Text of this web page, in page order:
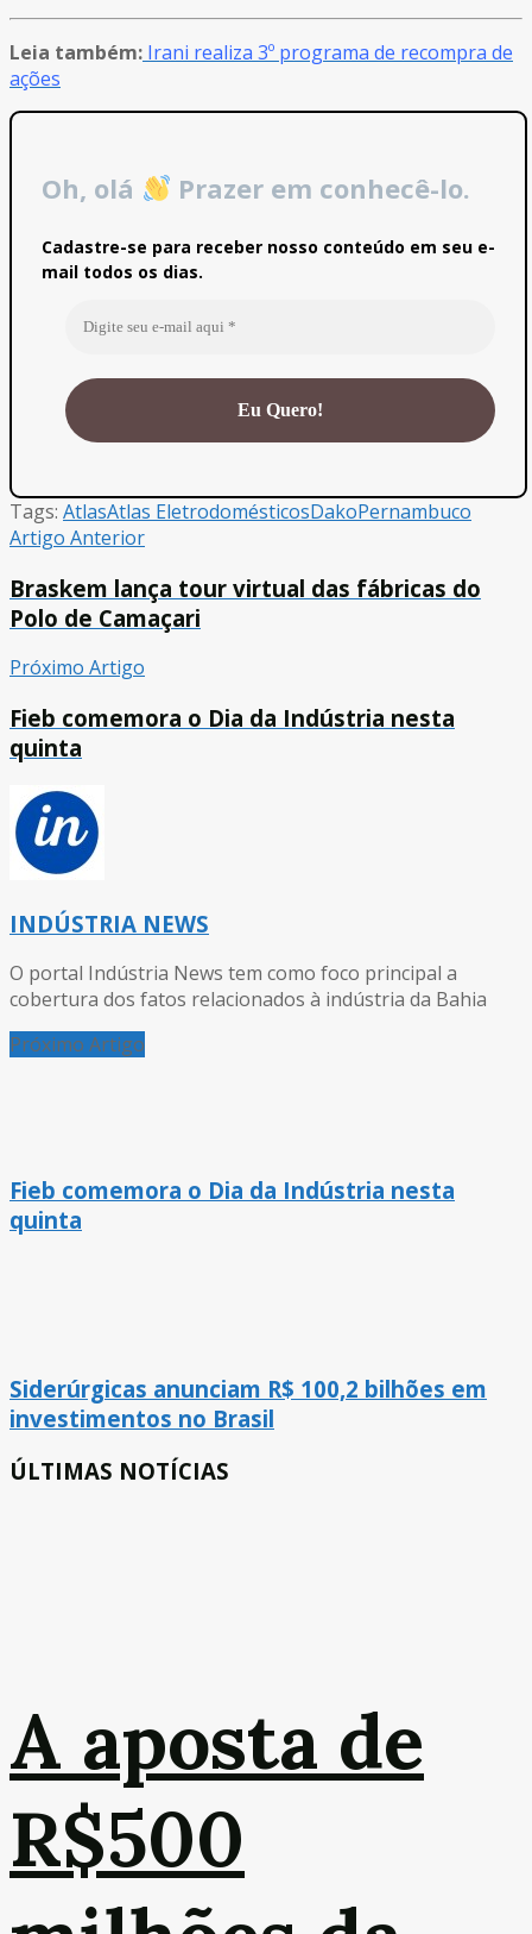
Leia também: Irani realiza 3º programa de recompra de
ações
Oh, olá Prazer em conhecê-lo.
Cadastre-se para receber nosso conteúdo em seu e-
mail todos os dias.
Tags: AtlasAtlas EletrodomésticosDakoPernambuco
Artigo Anterior
Braskem lança tour virtual das fábricas do
Polo de Camaçari
Próximo Artigo
Fieb comemora o Dia da Indústria nesta
quinta
INDÚSTRIA NEWS
O portal Indústria News tem como foco principal a
cobertura dos fatos relacionados à indústria da Bahia
Próximo Artigo
Fieb comemora o Dia da Indústria nesta
quinta
Siderúrgicas anunciam R$ 100,2 bilhões em
investimentos no Brasil
ÚLTIMAS NOTÍCIAS
A aposta de
R$500